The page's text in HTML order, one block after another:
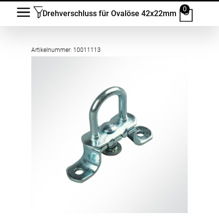
Drehverschluss für Ovalöse 42x22mm
0
Artikelnummer: 10011113